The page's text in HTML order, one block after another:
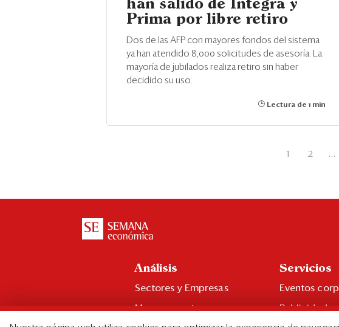
han salido de Integra y
Prima por libre retiro
Dos de las AFP con mayores fondos del sistema
ya han atendido 8,000 solicitudes de asesoría. La
mayoría de jubilados realiza retiro sin haber
decidido su uso.
Lectura de 1 min
1 2 ...
Análisis
Sectores y Empresas
Management
Servicios
Eventos
Publicidad